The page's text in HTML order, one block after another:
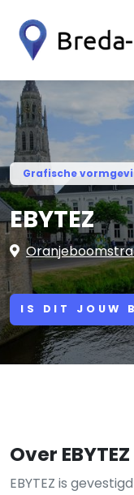
Grafische
EBYTEZ
IS DIT JOUW
Over EBYTEZ
EBYTEZ is